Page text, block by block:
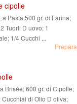
cipolle
Pasta;500 gr. di Farina;
Tuorli D uovo; 1
1/4 Cucchi ...
Prepara
Brisée; 600 gr. di Cipolle;
Cucchiai di Olio D oliva;